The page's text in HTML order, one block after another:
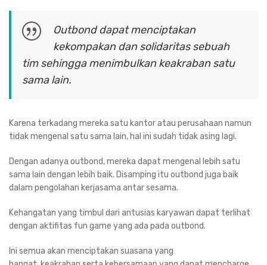
Outbond dapat menciptakan
kekompakan dan solidaritas sebuah
tim sehingga menimbulkan keakraban satu
sama lain.
Karena terkadang mereka satu kantor atau perusahaan namun
tidak mengenal satu sama lain, hal ini sudah tidak asing lagi.
Dengan adanya outbond, mereka dapat mengenal lebih satu
sama lain dengan lebih baik. Disamping itu outbond juga baik
dalam pengolahan kerjasama antar sesama.
Kehangatan yang timbul dari antusias karyawan dapat terlihat
dengan aktifitas fun game yang ada pada outbond.
Ini semua akan menciptakan suasana yang